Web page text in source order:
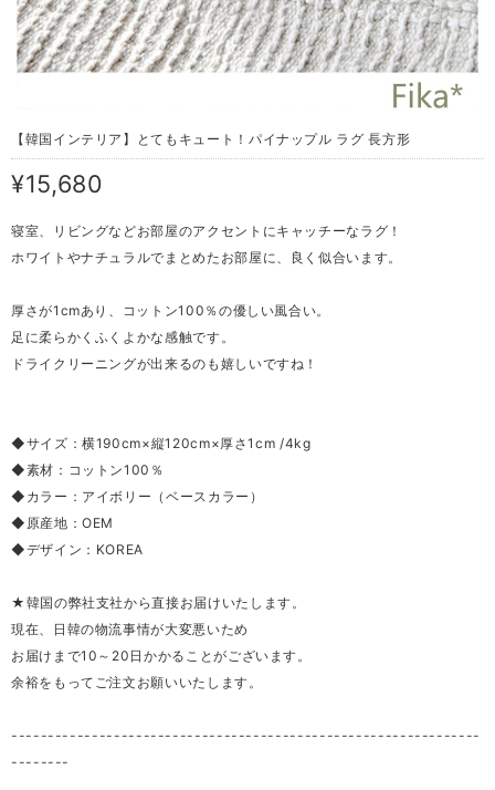
【韓国インテリア】とてもキュート！パイナップル ラグ 長方形
¥15,680
寝室、リビングなどお部屋のアクセントにキャッチーなラグ！
ホワイトやナチュラルでまとめたお部屋に、良く似合います。
厚さが1cmあり、コットン100％の優しい風合い。
足に柔らかくふくよかな感触です。
ドライクリーニングが出来るのも嬉しいですね！
◆サイズ：横190cm×縦120cm×厚さ1cm /4kg
◆素材：コットン100％
◆カラー：アイボリー（ベースカラー）
◆原産地：OEM
◆デザイン：KOREA
★韓国の弊社支社から直接お届けいたします。
現在、日韓の物流事情が大変悪いため
お届けまで10～20日かかることがございます。
余裕をもってご注文お願いいたします。
----------------------------------------------------------------
--------